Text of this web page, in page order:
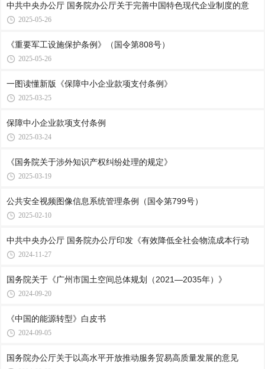
中共中央办公厅 国务院办公厅关于完善中国特色现代企业制度的意
2025-05-26
《重要军工设施保护条例》（国令第808号）
2025-05-26
一图读懂新版《保障中小企业款项支付条例》
2025-03-25
保障中小企业款项支付条例
2025-03-24
《国务院关于涉外知识产权纠纷处理的规定》
2025-03-19
公共安全视频图像信息系统管理条例（国令第799号）
2025-02-10
中共中央办公厅 国务院办公厅印发《有效降低全社会物流成本行动
2024-11-27
国务院关于《广州市国土空间总体规划（2021—2035年）》
2024-09-20
《中国的能源转型》白皮书
2024-09-05
国务院办公厅关于以高水平开放推动服务贸易高质量发展的意见